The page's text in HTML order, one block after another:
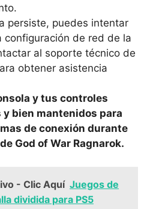
persiste, puedes intentar
configuración de red de la
al soporte técnico de
obtener asistencia
y tus controles
bien mantenidos para
de conexión durante
God of War Ragnarok.
- Clic Aquí Juegos de
dividida para PS5